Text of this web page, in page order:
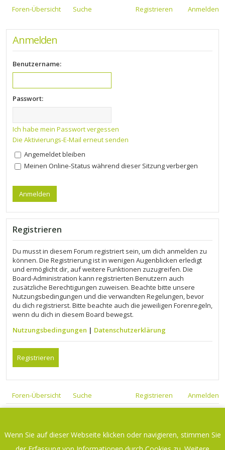
Foren-Übersicht Suche Anmelden
Registrieren
Anmelden
Benutzername:
Passwort:
Ich habe mein Passwort vergessen
Die Aktivierungs-E-Mail erneut senden
Angemeldet bleiben
Meinen Online-Status während dieser Sitzung verbergen
Registrieren
Du musst in diesem Forum registriert sein, um dich anmelden zu
können. Die Registrierung ist in wenigen Augenblicken erledigt
und ermöglicht dir, auf weitere Funktionen zuzugreifen. Die
Board-Administration kann registrierten Benutzern auch
zusätzliche Berechtigungen zuweisen. Beachte bitte unsere
Nutzungsbedingungen und die verwandten Regelungen, bevor
du dich registrierst. Bitte beachte auch die jeweiligen Forenregeln,
wenn du dich in diesem Board bewegst.
Nutzungsbedingungen | Datenschutzerklärung
Registrieren
Foren-Übersicht Suche Anmelden
Registrieren
Impressum
Wenn Sie auf dieser Webseite klicken oder navigieren, stimmen Sie